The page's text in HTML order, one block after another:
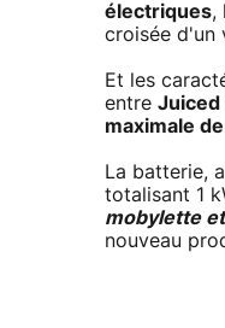
électriques,
croisée d'un
Et les
entre Juiced
maximale
La batterie,
totalisant 1
mobylette
nouveau